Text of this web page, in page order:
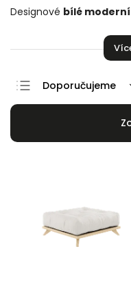
Designové bílé moderní
soupravě přímo
Doporučujeme
Nejlevnější